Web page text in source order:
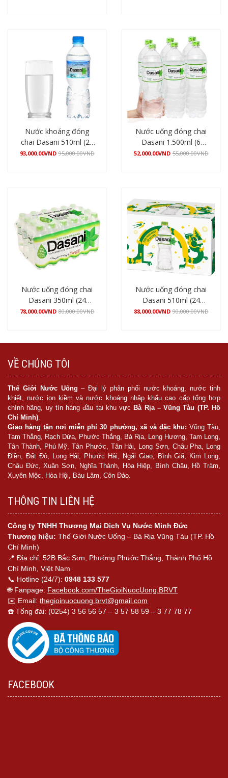
Nước khoáng đóng
chai Dasani 510ml (24
chai/thùng)
93,000.00VND 95,000.00VND
Nước uống đóng chai
Dasani 1.500ml (6
chai/lốc)
52,000.00VND 55,000.00VND
Nước uống đóng chai
Dasani 350ml (24
chai/thùng)
78,000.00VND 80,000.00VND
Nước uống đóng chai
Dasani 510ml (24
chai/thùng)
88,000.00VND 90,000.00VND
VỀ CHÚNG TÔI
Thế Giới Nước Uống – Đại lý phân phối nước khoáng, nước tinh
khiết, nước ion kiềm và nước khoáng nhập khẩu cao cấp tổng hợp
chính hãng, uy tín hàng đầu tại khu vực Bà Rịa – Vũng Tàu (TP. Hồ
Chí Minh).
Giao hàng tận nơi miễn phí 30 phường, xã và đặc khu: Vũng Tàu,
Tam Thắng, Rạch Dừa, Phước Thắng, Bà Rịa, Long Hương, Tam Long,
Tân Thành, Phú Mỹ, Tân Phước, Tân Hải, Long Sơn, Châu Pha, Long
Điền, Đất Đỏ, Long Hải, Phước Hải, Ngãi Giao, Bình Giã, Kim Long,
Châu Đức, Xuân Sơn, Nghĩa Thành, Hòa Hiệp, Bình Châu, Hồ Tràm,
Xuyên Mộc, Hòa Hội, Bàu Lâm, Côn Đảo.
THÔNG TIN LIÊN HỆ
Công ty TNHH Thương Mại Dịch Vụ Nước Minh Đức
Thương hiệu: Thế Giới Nước Uống – Bà Rịa Vũng Tàu (TP. Hồ
Chí Minh)
📍 Địa chỉ: 52B Bắc Sơn, Phường Phước Thắng, Thành Phố Hồ
Chí Minh, Việt Nam
📞 Hotline (24/7): 0948 133 577
🌐 Fanpage: Facebook.com/TheGioiNuocUong.BRVT
✉️ Email: thegioinuocuong.brvt@gmail.com
☎️ Tổng đài: (0254) 3 56 56 57 – 3 57 58 59 – 3 77 78 77
FACEBOOK